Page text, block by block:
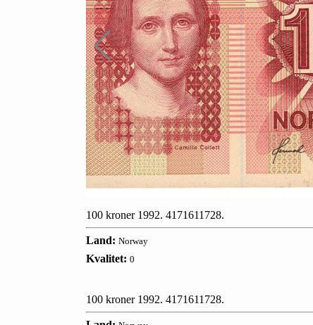
100 kroner 1992. 4171611728.
Land: Norway
Kvalitet: 0
100 kroner 1992. 4171611728.